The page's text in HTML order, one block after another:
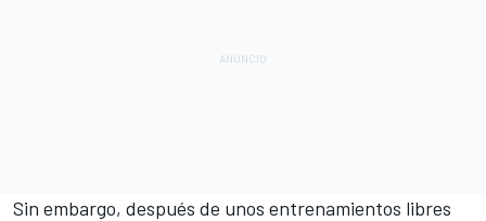
Sin embargo, después de unos entrenamientos libres